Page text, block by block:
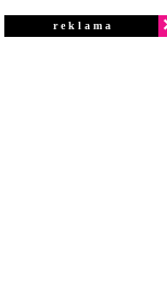
r e k l a m a